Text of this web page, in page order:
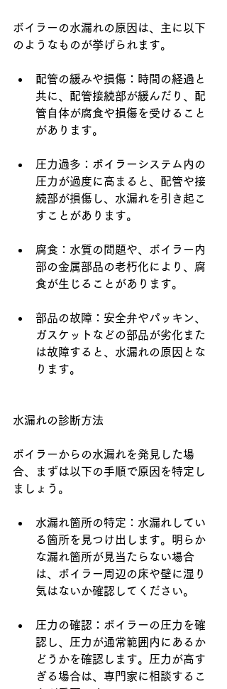
ボイラーの水漏れの原因は、主に以下
のようなものが挙げられます。
配管の緩みや損傷：時間の経過と
共に、配管接続部が緩んだり、配
管自体が腐食や損傷を受けること
があります。
圧力過多：ボイラーシステム内の
圧力が過度に高まると、配管や接
続部が損傷し、水漏れを引き起こ
すことがあります。
腐食：水質の問題や、ボイラー内
部の金属部品の老朽化により、腐
食が生じることがあります。
部品の故障：安全弁やパッキン、
ガスケットなどの部品が劣化また
は故障すると、水漏れの原因とな
ります。
水漏れの診断方法
ボイラーからの水漏れを発見した場
合、まずは以下の手順で原因を特定し
ましょう。
水漏れ箇所の特定：水漏れしてい
る箇所を見つけ出します。明らか
な漏れ箇所が見当たらない場合
は、ボイラー周辺の床や壁に湿り
気はないか確認してください。
圧力の確認：ボイラーの圧力を確
認し、圧力が通常範囲内にあるか
どうかを確認します。圧力が高す
ぎる場合は、専門家に相談するこ